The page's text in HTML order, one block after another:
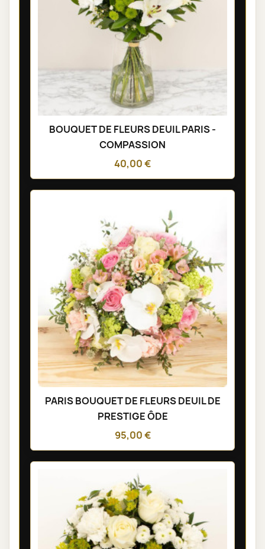
BOUQUET DE FLEURS DEUIL PARIS -
COMPASSION
40,00 €
PARIS BOUQUET DE FLEURS DEUIL DE
PRESTIGE ÔDE
95,00 €